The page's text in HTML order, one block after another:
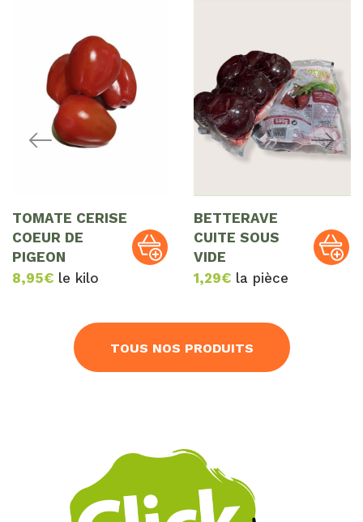
TOMATE CERISE
COEUR DE
PIGEON
8,95€ le kilo
BETTERAVE
CUITE SOUS
VIDE
1,29€ la pièce
TOUS NOS PRODUITS